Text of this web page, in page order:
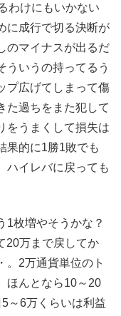
わけにもいかない
に成行で切る決断が
のマイナスが出るだ
ういうの持ってるう
プ広げてしまって傷
た過ちをまた犯して
をうまくして損失は
果的に1勝1敗でも
ハイレバに戻っても
1枚増やそうかな？
20万まで戻してか
。2万通貨単位のト
ほんとなら10～20
～6万くらいは利益